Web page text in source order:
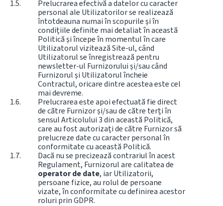
Prelucrarea efectivă a datelor cu caracter
personal ale Utilizatorilor se realizează
întotdeauna numai în scopurile și în
condițiile definite mai detaliat în această
Politică și începe în momentul în care
Utilizatorul vizitează Site-ul, când
Utilizatorul se înregistrează pentru
newsletter-ul Furnizorului și/sau când
Furnizorul și Utilizatorul încheie
Contractul, oricare dintre acestea este cel
mai devreme.
Prelucrarea este apoi efectuată fie direct
de către Furnizor și/sau de către terți în
sensul Articolului 3 din această Politică,
care au fost autorizați de către Furnizor să
prelucreze date cu caracter personal în
conformitate cu această Politică.
Dacă nu se precizează contrariul în acest
Regulament, Furnizorul are calitatea de
operator de date, iar Utilizatorii,
persoane fizice, au rolul de persoane
vizate, în conformitate cu definirea acestor
roluri prin GDPR.